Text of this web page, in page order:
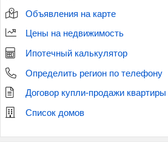
Объявления на карте
Цены на недвижимость
Ипотечный калькулятор
Определить регион по телефону
Договор купли-продажи квартиры
Список домов